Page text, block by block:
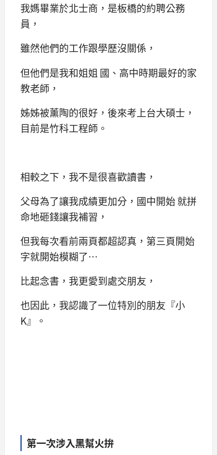
我媽畢業於北士商，是板橋的約聘公務
員，
雖然他們的工作跟學歷沒關係，
但他們是我和姐姐 國、高中時期最好的家
教老師，
姊姊被薰陶的很好，後來考上台大碩士，
目前是竹科工程師。
相較之下，我不是很喜歡讀書，
父母為了讓我成績更加分，國中開始 就拼
命地砸錢讓我補習，
但我每次看前兩頁都超認真，第三頁開始
字就開始模糊了…
比起念書，我更愛到處交朋友，
也因此，我認識了一位特別的朋友『小
K』。
第一次涉入黑幫火拚